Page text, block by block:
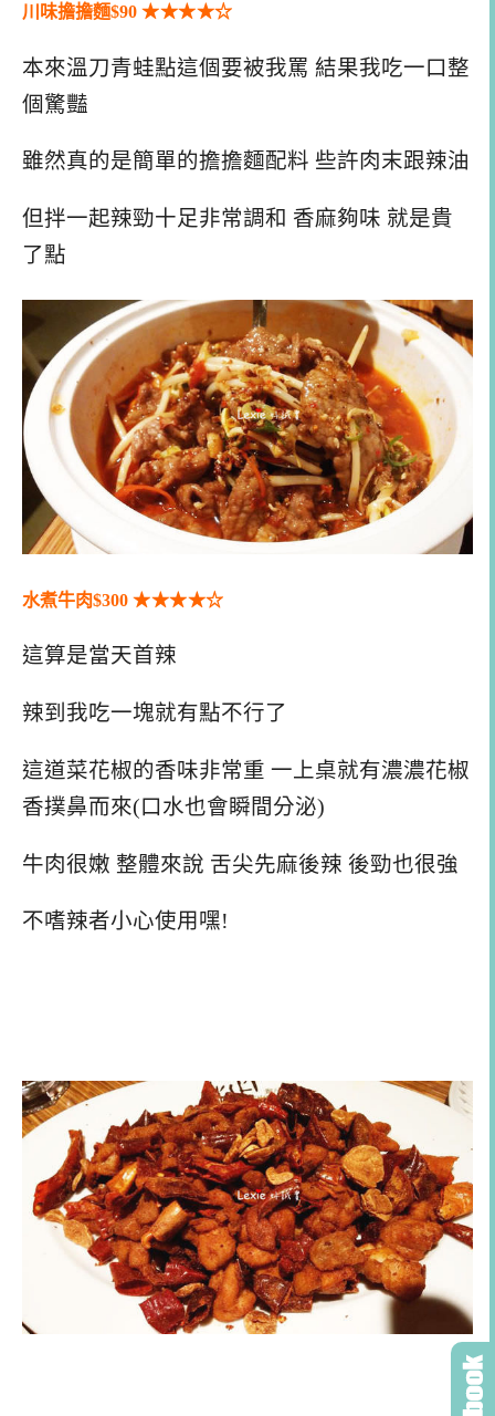
川味擔擔麵$90 ★★★★☆
本來溫刀青蛙點這個要被我罵 結果我吃一口整
個驚豔
雖然真的是簡單的擔擔麵配料 些許肉末跟辣油
但拌一起辣勁十足非常調和 香麻夠味 就是貴
了點
水煮牛肉$300 ★★★★☆
這算是當天首辣
辣到我吃一塊就有點不行了
這道菜花椒的香味非常重 一上桌就有濃濃花椒
香撲鼻而來(口水也會瞬間分泌)
牛肉很嫩 整體來說 舌尖先麻後辣 後勁也很強
不嗜辣者小心使用嘿!